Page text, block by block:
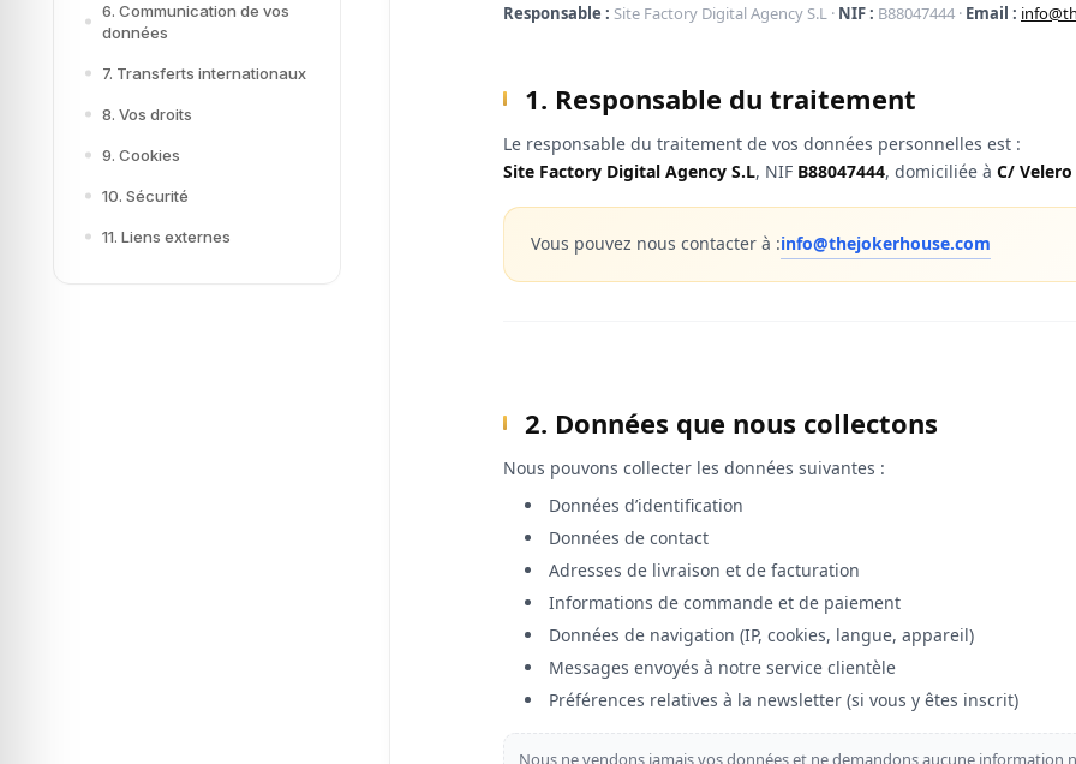
6. Communication de vos
données
7. Transferts internationaux
8. Vos droits
9. Cookies
10. Sécurité
11. Liens externes
Responsable : Site Factory Digital Agency S.L · NIF : B88047444 · Email :
1. Responsable du traitement
Le responsable du traitement de vos données personnelles est :
Site Factory Digital Agency S.L, NIF B88047444, domiciliée à C/
Vous pouvez nous contacter à :info@thejokerhouse.com
2. Données que nous collectons
Nous pouvons collecter les données suivantes :
Données d’identification
Données de contact
Adresses de livraison et de facturation
Informations de commande et de paiement
Données de navigation (IP, cookies, langue, appareil)
Messages envoyés à notre service clientèle
Préférences relatives à la newsletter (si vous y êtes inscrit)
Nous ne vendons jamais vos données et ne demandons aucune information